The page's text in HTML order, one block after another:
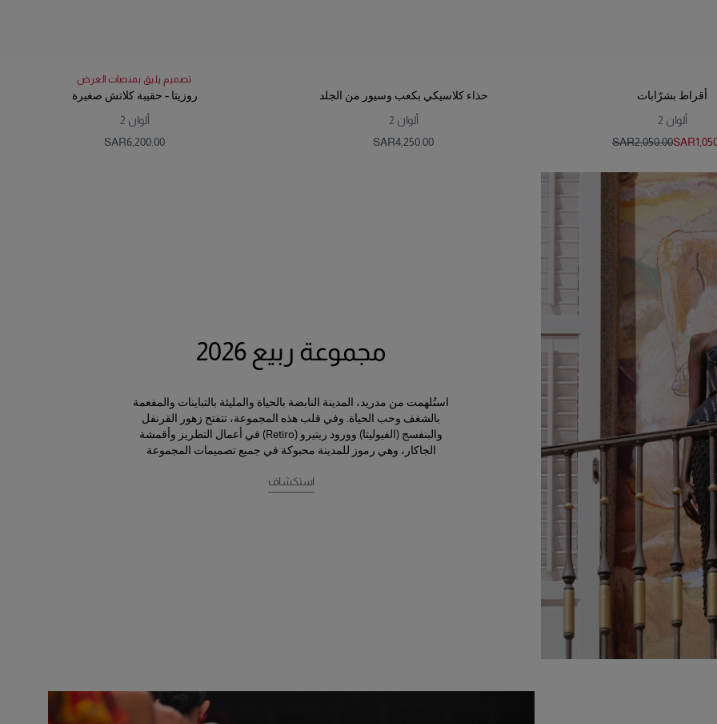
تصميم يليق بمنصات العرض
روزيتا - حقيبة كلاتش صغيرة
2 ألوان
SAR‌6,200.00
حذاء كلاسيكي بكعب وسيور من الجلد
2 ألوان
SAR‌4,250.00
أقراط بشرّابات
2 ألوان
SAR‌2,050.00
مجموعة ربيع 2026
استُلهمت من مدريد، المدينة النابضة بالحياة والمليئة بالتباينات والمفعمة
بالشغف وحب الحياة. وفي قلب هذه المجموعة، تتفتح زهور القرنفل
والبنفسج (الفيوليتا) وورود ريتيرو (Retiro) في أعمال التطريز وأقمشة
الجاكار، وهي رموز للمدينة محبوكة في جميع تصميمات المجموعة
استكشاف